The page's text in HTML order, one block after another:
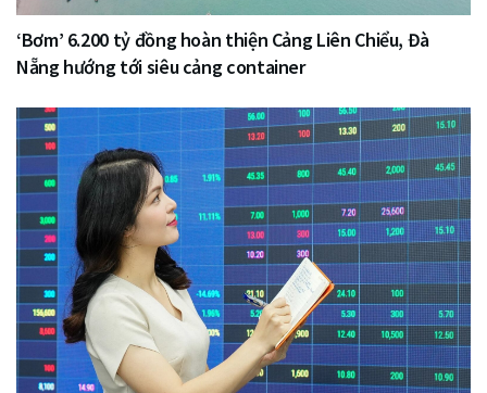
‘Bơm’ 6.200 tỷ đồng hoàn thiện Cảng Liên Chiểu, Đà
Nẵng hướng tới siêu cảng container